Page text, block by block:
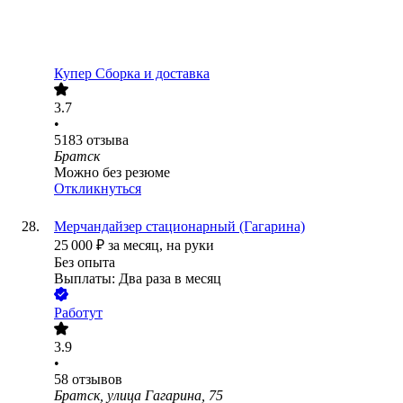
Купер Сборка и доставка
3.7
•
5183 отзыва
Братск
Можно без резюме
Откликнуться
Мерчандайзер стационарный (Гагарина)
25 000 ₽ за месяц, на руки
Без опыта
Выплаты: Два раза в месяц
Работут
3.9
•
58 отзывов
Братск, улица Гагарина, 75